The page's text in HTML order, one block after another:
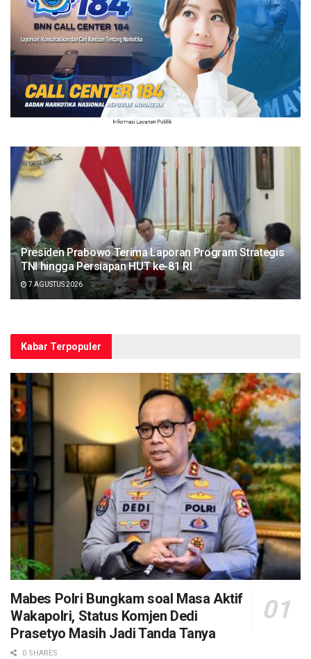
Presiden Prabowo Terima Laporan Program Strategis
TNI hingga Persiapan HUT ke-81 RI
7 AGUSTUS 2026
Kabar Terpopuler
Mabes Polri Bungkam soal Masa Aktif
Wakapolri, Status Komjen Dedi
Prasetyo Masih Jadi Tanda Tanya
0 SHARES